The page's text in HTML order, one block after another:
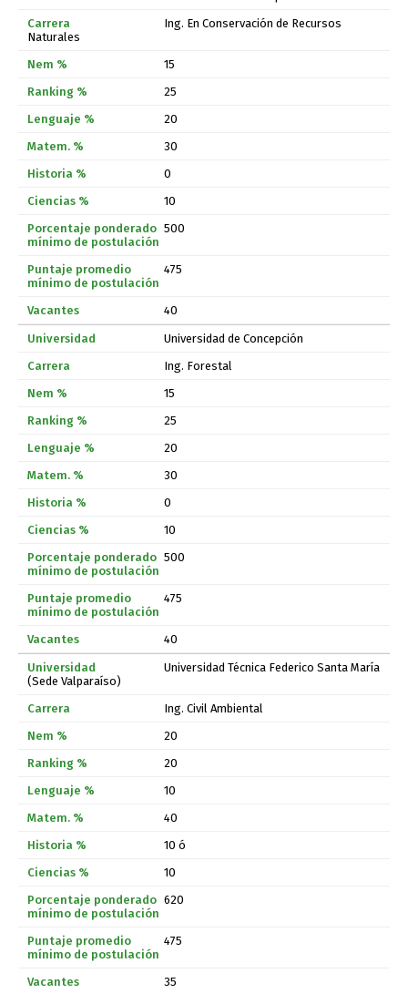
Ing. En Conservación de Recursos
Naturales
15
25
20
30
0
10
500
475
40
Universidad de Concepción
Ing. Forestal
15
25
20
30
0
10
500
475
40
Universidad Técnica Federico Santa María
(Sede Valparaíso)
Ing. Civil Ambiental
20
20
10
40
10 ó
10
620
475
35